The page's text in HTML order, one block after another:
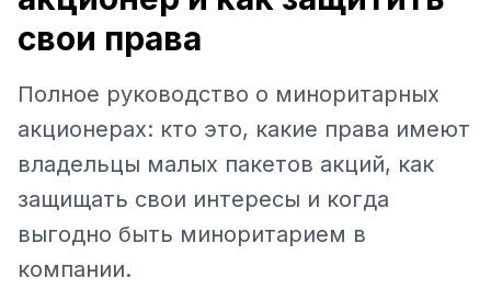
свои права
Полное руководство о миноритарных
акционерах: кто это, какие права имеют
владельцы малых пакетов акций, как
защищать свои интересы и когда
выгодно быть миноритарием в
компании.